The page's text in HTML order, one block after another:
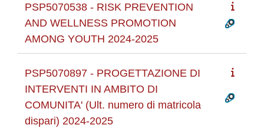
PSP5070538 - RISK PREVENTION
AND WELLNESS PROMOTION
AMONG YOUTH 2024-2025
PSP5070897 - PROGETTAZIONE DI
INTERVENTI IN AMBITO DI
COMUNITA' (Ult. numero di matricola
dispari) 2024-2025